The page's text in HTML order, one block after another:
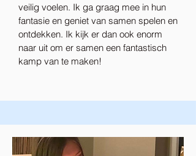
veilig voelen. Ik ga graag mee in hun
fantasie en geniet van samen spelen en
ontdekken. Ik kijk er dan ook enorm
naar uit om er samen een fantastisch
kamp van te maken!